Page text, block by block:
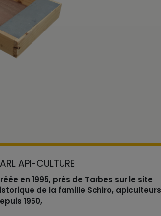
API-CULTURE
en 1995, près de Tarbes sur le site
de la famille Schiro, apiculteurs
1950,